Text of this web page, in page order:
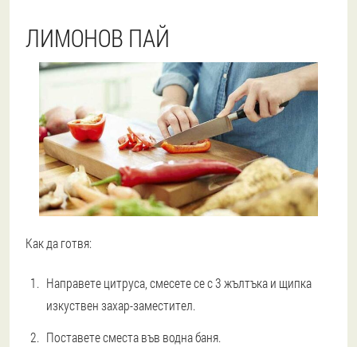
ЛИМОНОВ ПАЙ
Как да готвя:
Направете цитруса, смесете се с 3 жълтъка и щипка
изкуствен захар-заместител.
Поставете сместа във водна баня.